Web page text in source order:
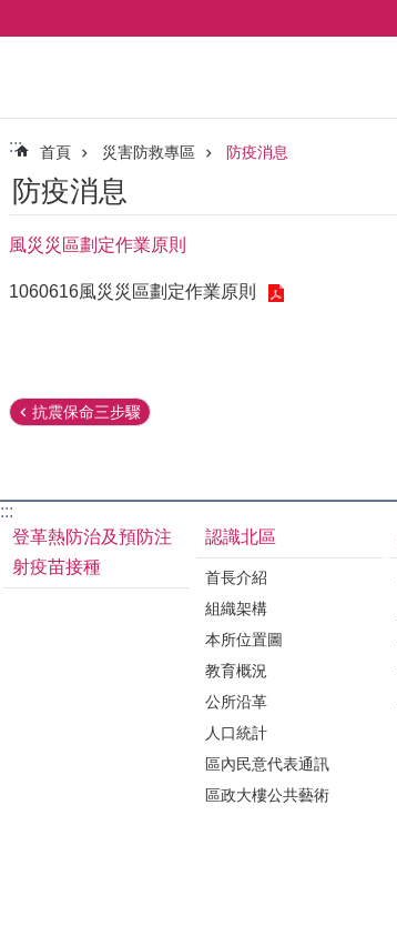
::: 首頁 災害防救專區 防疫消息
防疫消息
風災災區劃定作業原則
1060616風災災區劃定作業原則
抗震保命三步驟
:::
登革熱防治及預防注
射疫苗接種
認識北區
首長介紹
組織架構
本所位置圖
教育概況
公所沿革
人口統計
區內民意代表通訊
區政大樓公共藝術